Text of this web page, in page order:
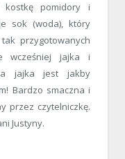
pomidory i
sok (woda), który
przygotowanych
wcześniej jajka i
jajka jest jakby
Bardzo smaczna i
przez czytelniczkę.
Justyny.